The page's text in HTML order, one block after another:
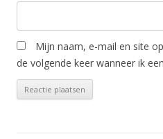
Mijn naam, e-mail en site
de volgende keer wanneer ik